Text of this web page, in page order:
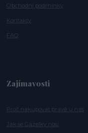
Obchodní podmínky
Kontakty
FAQ
Zajímavosti
Proč nakupovat právě u nás
Jak se Gazelky nosí